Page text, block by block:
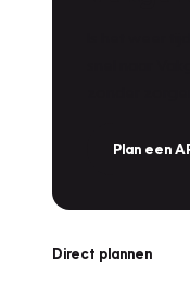
Plan een
Direct plannen